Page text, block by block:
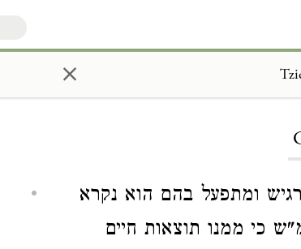
×
ומתפעל בהם הוא נקרא
כי ממנו תוצאות חיים